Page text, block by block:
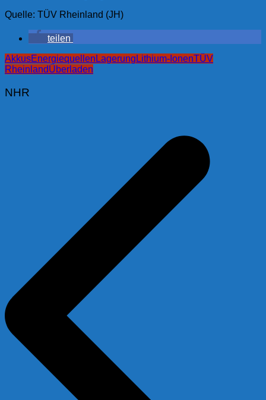
Quelle: TÜV Rheinland (JH)
teilen
AkkusEnergiequellen Lagerung Lithium-IonenTÜV
RheinlandÜberladen
NHR